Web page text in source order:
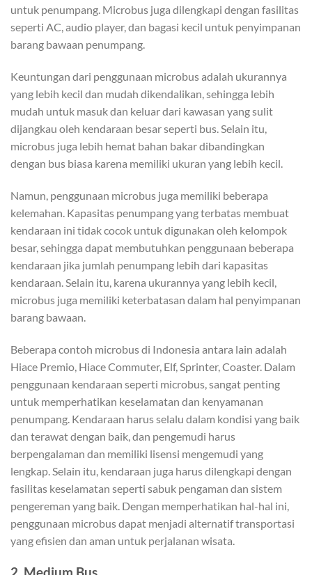
untuk penumpang. Microbus juga dilengkapi dengan fasilitas
seperti AC, audio player, dan bagasi kecil untuk penyimpanan
barang bawaan penumpang.
Keuntungan dari penggunaan microbus adalah ukurannya
yang lebih kecil dan mudah dikendalikan, sehingga lebih
mudah untuk masuk dan keluar dari kawasan yang sulit
dijangkau oleh kendaraan besar seperti bus. Selain itu,
microbus juga lebih hemat bahan bakar dibandingkan
dengan bus biasa karena memiliki ukuran yang lebih kecil.
Namun, penggunaan microbus juga memiliki beberapa
kelemahan. Kapasitas penumpang yang terbatas membuat
kendaraan ini tidak cocok untuk digunakan oleh kelompok
besar, sehingga dapat membutuhkan penggunaan beberapa
kendaraan jika jumlah penumpang lebih dari kapasitas
kendaraan. Selain itu, karena ukurannya yang lebih kecil,
microbus juga memiliki keterbatasan dalam hal penyimpanan
barang bawaan.
Beberapa contoh microbus di Indonesia antara lain adalah
Hiace Premio, Hiace Commuter, Elf, Sprinter, Coaster. Dalam
penggunaan kendaraan seperti microbus, sangat penting
untuk memperhatikan keselamatan dan kenyamanan
penumpang. Kendaraan harus selalu dalam kondisi yang baik
dan terawat dengan baik, dan pengemudi harus
berpengalaman dan memiliki lisensi mengemudi yang
lengkap. Selain itu, kendaraan juga harus dilengkapi dengan
fasilitas keselamatan seperti sabuk pengaman dan sistem
pengereman yang baik. Dengan memperhatikan hal-hal ini,
penggunaan microbus dapat menjadi alternatif transportasi
yang efisien dan aman untuk perjalanan wisata.
2. Medium Bus